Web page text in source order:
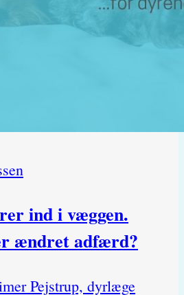
ind i væggen.
ændret adfærd?
Pejstrup, dyrlæge